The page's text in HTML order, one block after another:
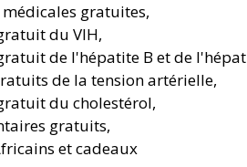
médicales gratuites,
du VIH,
de l'hépatite B et de
de la tension artérielle,
du cholestérol,
gratuits,
et cadeaux